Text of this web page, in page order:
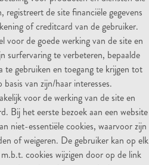
registreert de site financiële gegevens
of creditcard van de gebruiker.
voor de goede werking van de site en
surfervaring te verbeteren, bepaalde
te gebruiken en toegang te krijgen tot
van zijn/haar interesses.
voor de werking van de site en
Bij het eerste bezoek aan een website
niet-essentiële cookies, waarvoor zijn
of weigeren. De gebruiker kan op elk
cookies wijzigen door op de link